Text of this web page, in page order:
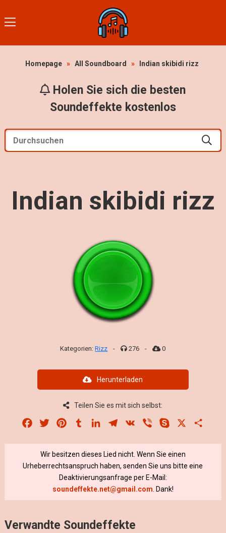
Homepage » All Soundboard » Indian skibidi rizz
Holen Sie sich die besten
Soundeffekte kostenlos
Indian skibidi rizz
Kategorien:Rizz - 276 - 0
Herunterladen
Teilen Sie es mit sich selbst:
Facebook
Twitter PinterestTumblrLinkedInTelegram
VK Viber Skype
Wir besitzen dieses Lied nicht. Wenn Sie einen
Urheberrechtsanspruch haben, senden Sie uns bitte eine
Deaktivierungsanfrage per E-Mail:
soundeffekte.net@gmail.com . Dank!
Verwandte Soundeffekte